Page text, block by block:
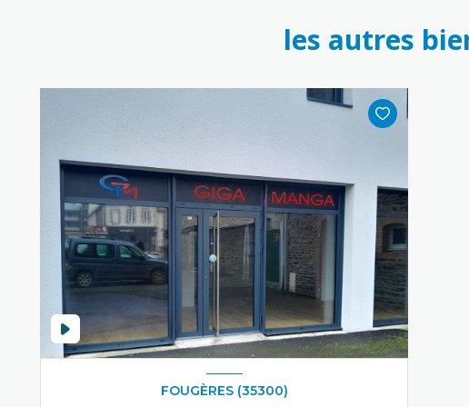
les autres
FOUGÈRES (35300)